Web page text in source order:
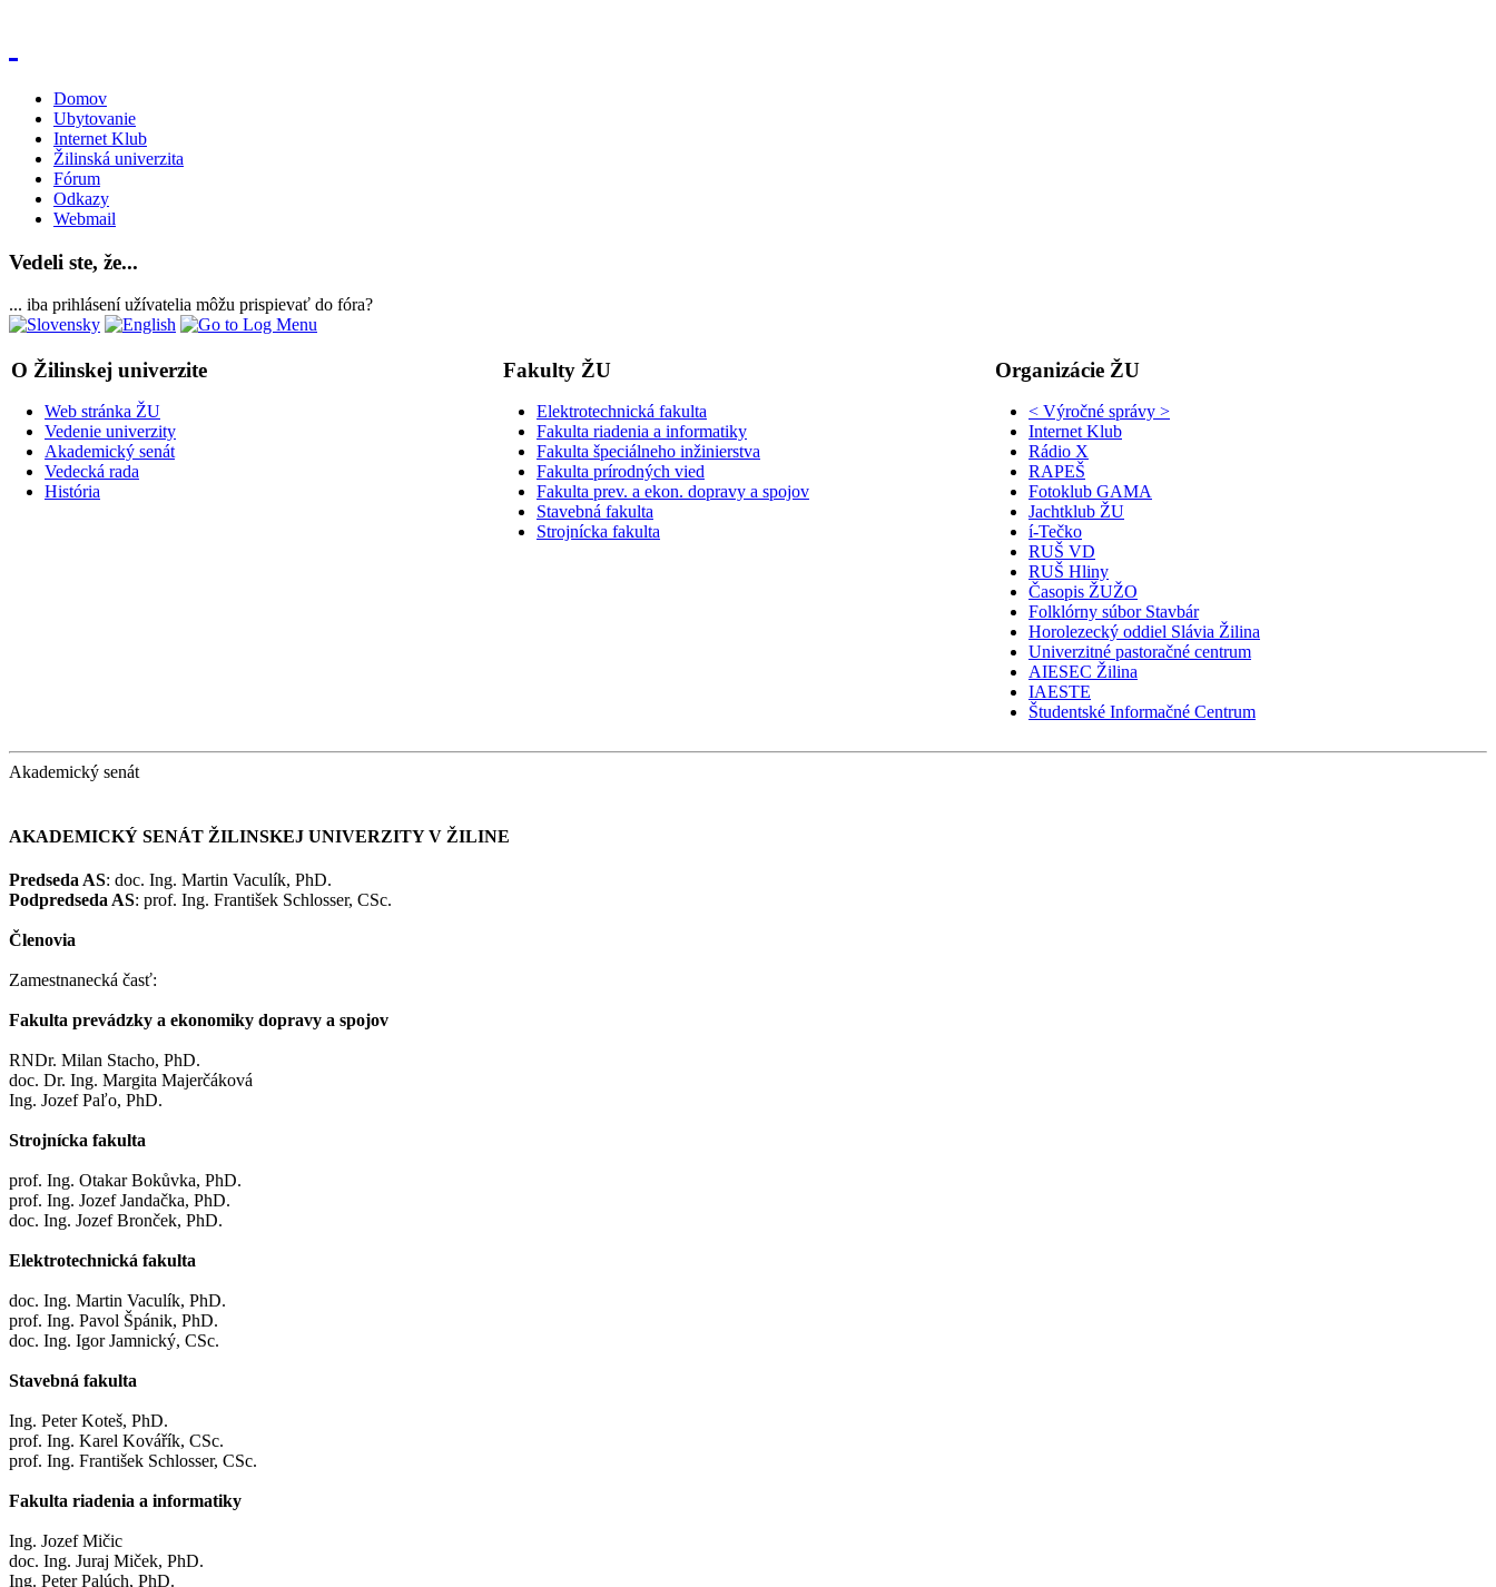
Domov
Ubytovanie
Internet Klub
Žilinská univerzita
Fórum
Odkazy
Webmail
Vedeli ste, že...
... iba prihlásení užívatelia môžu prispievať do fóra?
O Žilinskej univerzite Fakulty ŽU Organizácie ŽU
Web stránka ŽU
Vedenie univerzity
Akademický senát
Vedecká rada
História
Elektrotechnická fakulta
Fakulta riadenia a informatiky
Fakulta špeciálneho inžinierstva
Fakulta prírodných vied
Fakulta prev. a ekon. dopravy a spojov
Stavebná fakulta
Strojnícka fakulta
< Výročné správy >
Internet Klub
Rádio X
RAPEŠ
Fotoklub GAMA
Jachtklub ŽU
í-Tečko
RUŠ VD
RUŠ Hliny
Časopis ŽUŽO
Folklórny súbor Stavbár
Horolezecký oddiel Slávia Žilina
Univerzitné pastoračné centrum
AIESEC Žilina
IAESTE
Študentské Informačné Centrum
Akademický senát
AKADEMICKÝ SENÁT ŽILINSKEJ UNIVERZITY V ŽILINE
Predseda AS: doc. Ing. Martin Vaculík, PhD.
Podpredseda AS: prof. Ing. František Schlosser, CSc.
Členovia
Zamestnanecká časť:
Fakulta prevádzky a ekonomiky dopravy a spojov
RNDr. Milan Stacho, PhD.
doc. Dr. Ing. Margita Majerčáková
Ing. Jozef Paľo, PhD.
Strojnícka fakulta
prof. Ing. Otakar Bokůvka, PhD.
prof. Ing. Jozef Jandačka, PhD.
doc. Ing. Jozef Bronček, PhD.
Elektrotechnická fakulta
doc. Ing. Martin Vaculík, PhD.
prof. Ing. Pavol Špánik, PhD.
doc. Ing. Igor Jamnický, CSc.
Stavebná fakulta
Ing. Peter Koteš, PhD.
prof. Ing. Karel Kovářík, CSc.
prof. Ing. František Schlosser, CSc.
Fakulta riadenia a informatiky
Ing. Jozef Mičic
doc. Ing. Juraj Miček, PhD.
Ing. Peter Palúch, PhD.